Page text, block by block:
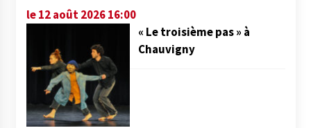
le 12 août 2026 16:00
« Le troisième pas » à
Chauvigny